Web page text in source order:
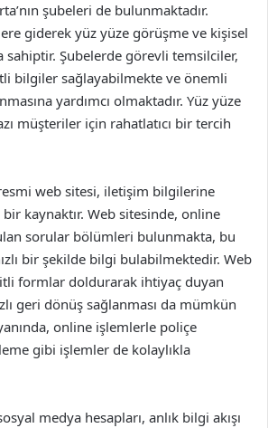
şubeleri de bulunmaktadır.
giderek yüz yüze görüşme ve kişisel
sahiptir. Şubelerde görevli temsilciler,
bilgiler sağlayabilmekte ve önemli
yardımcı olmaktadır. Yüz yüze
müşteriler için rahatlatıcı bir tercih
web sitesi, iletişim bilgilerine
kaynaktır. Web sitesinde, online
sorular bölümleri bulunmakta, bu
bir şekilde bilgi bulabilmektedir. Web
formlar doldurarak ihtiyaç duyan
geri dönüş sağlanması da mümkün
online işlemlerle poliçe
gibi işlemler de kolaylıkla
medya hesapları, anlık bilgi akışı